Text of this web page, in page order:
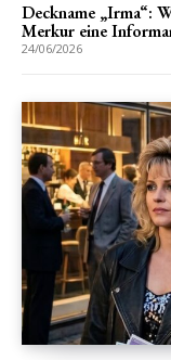
Deckname „Irma“:
Merkur eine
24/06/2026